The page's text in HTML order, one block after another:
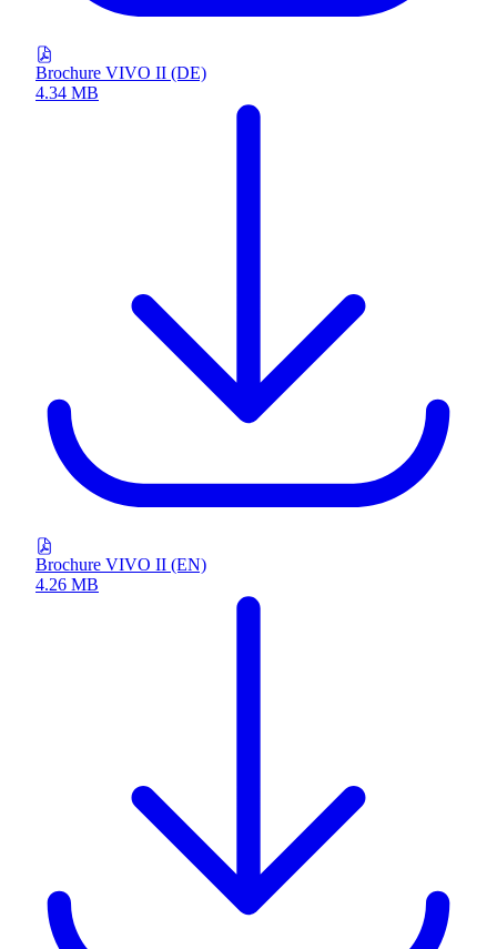
Brochure VIVO II (DE)
4.34 MB
Brochure VIVO II (EN)
4.26 MB